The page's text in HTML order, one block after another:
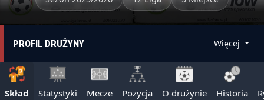
PROFIL DRUŻYNY Więcej
Skład Statystyki Mecze Pozycja O drużynie Historia